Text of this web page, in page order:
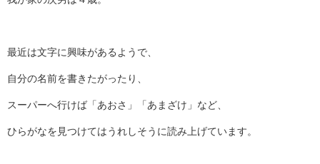
最近は文字に興味があるようで、
自分の名前を書きたがったり、
スーパーへ行けば「あおさ」「あまざけ」など、
ひらがなを見つけてはうれしそうに読み上げています。